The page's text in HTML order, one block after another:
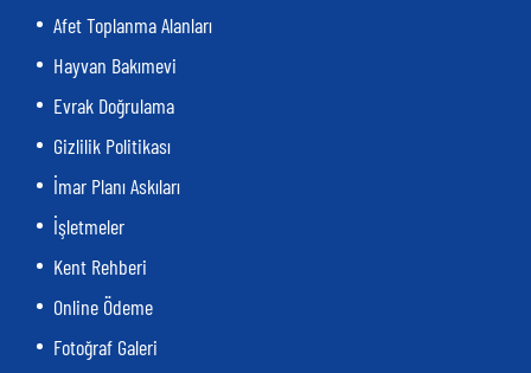
Afet Toplanma Alanları
Hayvan Bakımevi
Evrak Doğrulama
Gizlilik Politikası
İmar Planı Askıları
İşletmeler
Kent Rehberi
Online Ödeme
Fotoğraf Galeri